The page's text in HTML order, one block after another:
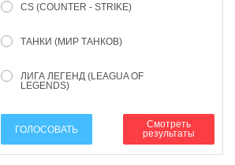
CS (COUNTER - STRIKE)
ТАНКИ (МИР ТАНКОВ)
ЛИГА ЛЕГЕНД (LEAGUA OF
LEGENDS)
ГОЛОСОВАТЬ
Смотреть
результаты